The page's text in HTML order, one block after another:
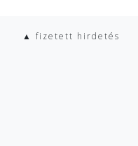
▲ fizetett hirdetés